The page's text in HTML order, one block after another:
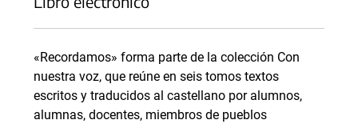
«Recordamos» forma parte de la colección Con
nuestra voz, que reúne en seis tomos textos
escritos y traducidos al castellano por alumnos,
alumnas, docentes, miembros de pueblos